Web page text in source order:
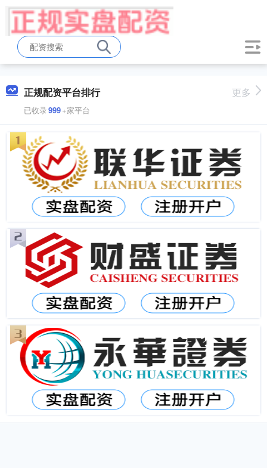
正规配资平台排行
已收录999+家平台
更多